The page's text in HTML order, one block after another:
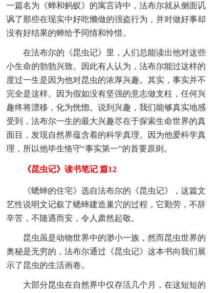
一篇名为《蝉和蚂蚁》的寓言诗中，法布尔就从侧面讥
讽了那些在现实中好吃懒做的强盗行为，并对做好事却
没有好结果的蝉给予同情和怜惜。
在法布尔的《昆虫记》里，人们总能读出他对这些
小生命的勃勃兴致。因此有人认为，法布尔能过这样的
度过一生是因为他对昆虫的浓厚兴趣。其实，事实并不
完全是这样。因为假如没有坚强的意志做支柱，任何兴
趣终将漂移，化为恍惚。说到兴趣，我们能够真实地感
受到，法布尔一生的最大兴趣尽在于探索生命世界的真
面目，发现自然界蕴含着的科学真理。因为他爱科学真
理，所以他毕生恪守“事实第一”的首要原则。
《昆虫记》读书笔记 篇12
《蟋蟀的住宅》选自法布尔的《昆虫记》，这篇文
艺性说明文记叙了蟋蟀建造巢穴的过程，它勤劳，不辞
辛苦，不随遇而安，令人肃然起敬。
昆虫虽是动物世界中的渺小一族，然而昆虫世界的
奥秘是无穷的，法布尔通过《昆虫记》这本书向我们展
示了昆虫的生活画卷。
大部分昆虫在自然界中仅存活几个月，在这短短的